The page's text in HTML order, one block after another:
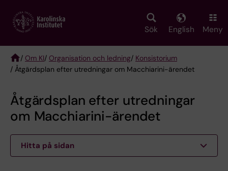
main
Sök English Meny
Breadcrumb
/ Om KI/ Organisation och ledning/ Konsistorium
/ Åtgärdsplan efter utredningar om Macchiarini-ärendet
Åtgärdsplan efter utredningar
om Macchiarini-ärendet
Hitta på sidan